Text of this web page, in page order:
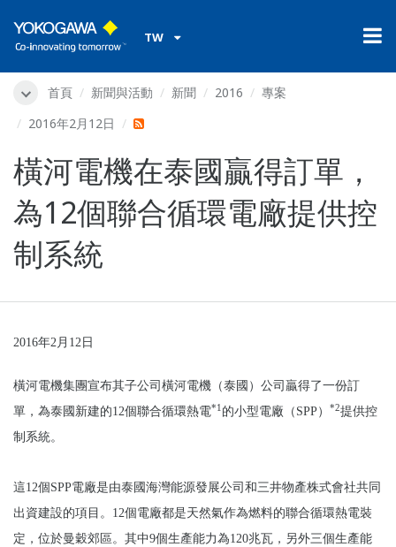
TW
首頁 新聞與活動 新聞 2016
專案
2016年2月12日
橫河電機在泰國贏得訂單，
為12個聯合循環電廠提供控
制系統
2016年2月12日
橫河電機集團宣布其子公司橫河電機（泰國）公司贏得了一份訂
單，為泰國新建的12個聯合循環熱電*1 的小型電廠（SPP） *2提供控
制系統。
這12個SPP電廠是由泰國海灣能源發展公司和三井物產株式會社共同
出資建設的項目。12個電廠都是天然氣作為燃料的聯合循環熱電裝
定，位於曼穀郊區。其中9個生產能力為120兆瓦，另外三個生產能